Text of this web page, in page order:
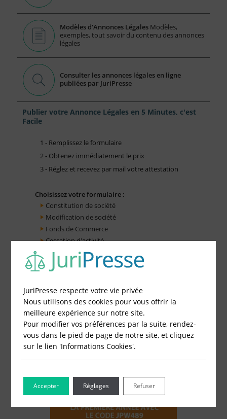
Modèles d'Annonces Légales Modèles,
exemples, tout savoir du contenu des annonces
légales
Consulter les annonces légales en ligne
publiées par JuriPresse
Publier votre Annonce Légales en 5 Minutes, c'est
Facile
1 - Remplissez le formulaire
2 - Obtenez immédiatement le prix
3 - Réglez et recevez par mail votre attestation
Choisissez votre formulaire :
Constitution de société
Modification de société
Fonds de Commerce
Cessation d'activité
JuriPresse respecte votre vie privée
Nous utilisons des cookies pour vous offrir la
meilleure expérience sur notre site.
Pour modifier vos préférences par la suite, rendez-
vous dans le pied de page de notre site, et cliquez
sur le lien 'Informations Cookies'.
Accepter Refuser
Réglages